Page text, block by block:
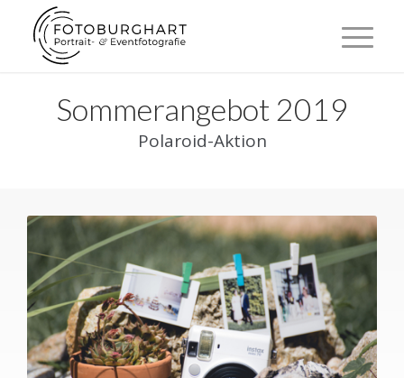
Sommerangebot 2019
Polaroid-Aktion